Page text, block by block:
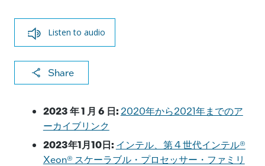
Listen to audio
Share
X
a
c
e
b
k
e
dI
ai p
Li
2023 年 1 月 6 日: 2020年から2021年までのア
ーカイブリンク
2023年1月10日: インテル、第 4 世代インテル®
Xeon® スケーラブル・プロセッサー・ファミリ